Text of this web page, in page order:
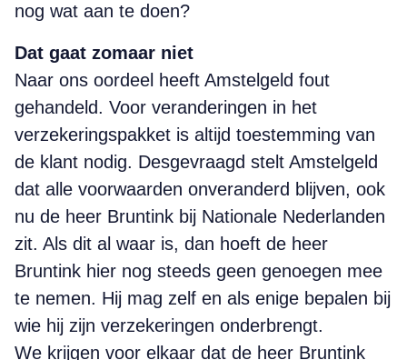
nog wat aan te doen?
Dat gaat zomaar niet
Naar ons oordeel heeft Amstelgeld fout
gehandeld. Voor veranderingen in het
verzekeringspakket is altijd toestemming van
de klant nodig. Desgevraagd stelt Amstelgeld
dat alle voorwaarden onveranderd blijven, ook
nu de heer Bruntink bij Nationale Nederlanden
zit. Als dit al waar is, dan hoeft de heer
Bruntink hier nog steeds geen genoegen mee
te nemen. Hij mag zelf en als enige bepalen bij
wie hij zijn verzekeringen onderbrengt.
We krijgen voor elkaar dat de heer Bruntink